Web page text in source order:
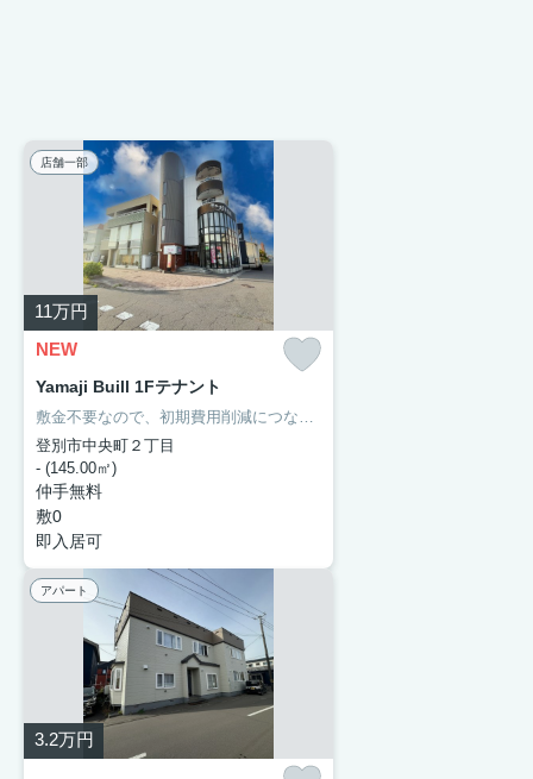
店舗一部
11万円
NEW
Yamaji Buill 1Fテナント
敷金不要なので、初期費用削減につながります。クレジットカードで初期費用がお支払いいただけるので、決済の手間が軽減できます。敷金不要なので、初期費用削減につながります。礼金1ヵ月分が初期費用に含まれます。
登別市中央町２丁目
- (145.00㎡)
仲手無料
敷0
即入居可
アパート
3.2万円